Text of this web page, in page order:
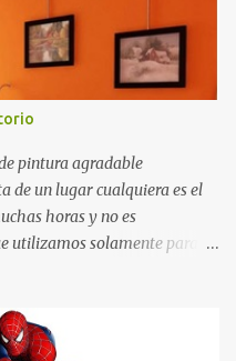
pintura agradable
de un lugar cualquiera es el
horas y no es
utilizamos solamente para
Te mostramos algunas
y estilo que buscas